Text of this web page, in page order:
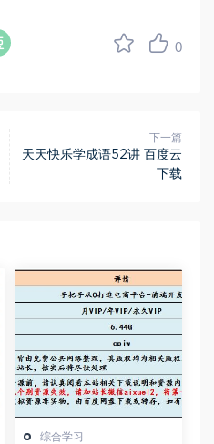
0
下一篇
天天快乐学成语52讲 百度云
下载
综合学习